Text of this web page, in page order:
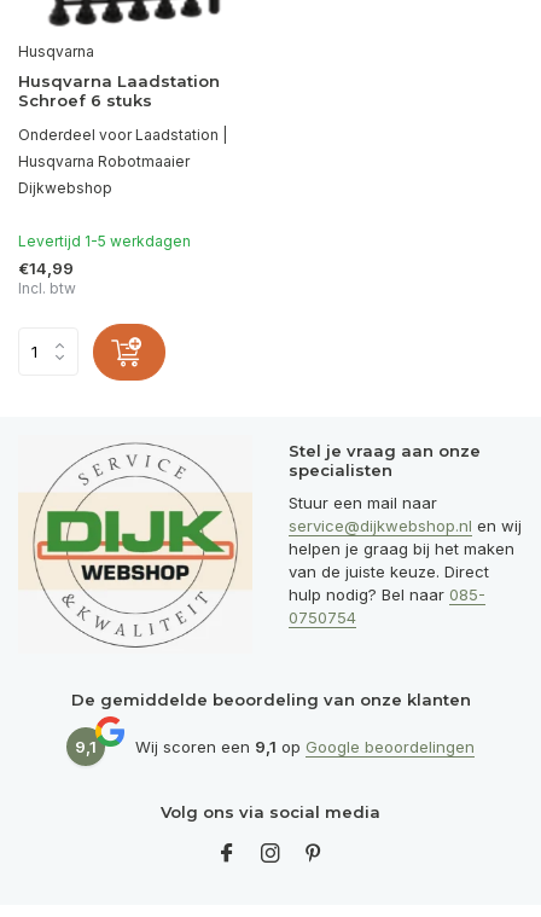
Husqvarna
Husqvarna Laadstation
Schroef 6 stuks
Onderdeel voor Laadstation |
Husqvarna Robotmaaier
Dijkwebshop
Levertijd 1-5 werkdagen
€14,99
Incl. btw
Stel je vraag aan onze
specialisten
Stuur een mail naar
service@dijkwebshop.nl en wij
helpen je graag bij het maken
van de juiste keuze. Direct
hulp nodig? Bel naar 085-
0750754
De gemiddelde beoordeling van onze klanten
9,1 Wij scoren een 9,1 op Google beoordelingen
Volg ons via social media